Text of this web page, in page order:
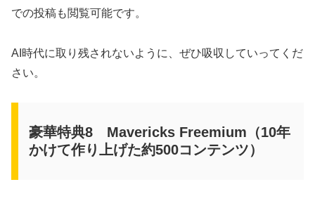
での投稿も閲覧可能です。
AI時代に取り残されないように、ぜひ吸収していってくだ
さい。
豪華特典8 Mavericks Freemium（10年
かけて作り上げた約500コンテンツ）